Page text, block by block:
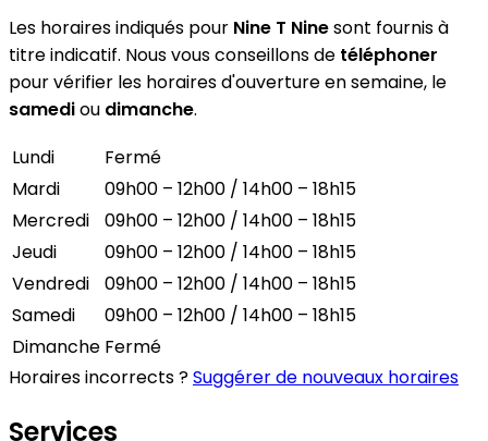
Les horaires indiqués pour Nine T Ninesont fournis à
titre indicatif. Nous vous conseillons de téléphoner
pour vérifier les horaires d'ouverture en semaine, le
samediou dimanche.
Lundi
Fermé
Mardi
09h00 – 12h00 / 14h00 – 18h15
Mercredi
09h00 – 12h00 / 14h00 – 18h15
Jeudi
09h00 – 12h00 / 14h00 – 18h15
Vendredi
09h00 – 12h00 / 14h00 – 18h15
Samedi
09h00 – 12h00 / 14h00 – 18h15
Dimanche Fermé
Horaires incorrects ?Suggérer de nouveaux horaires
Services